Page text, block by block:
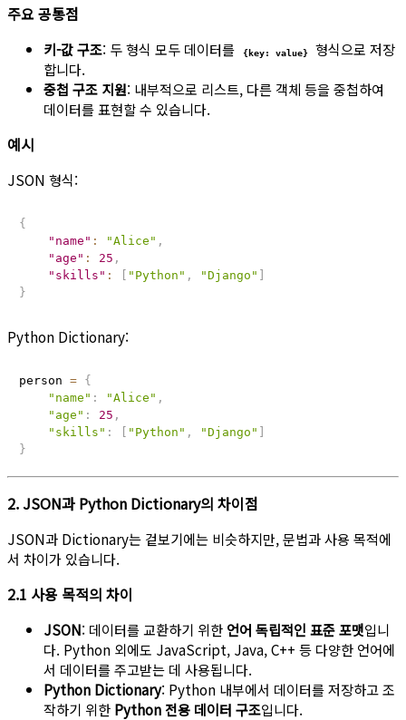
주요 공통점
키-값 구조: 두 형식 모두 데이터를 {key: value}
형식으로 저장
합니다.
중첩 구조 지원: 내부적으로 리스트, 다른 객체 등을 중첩하여
데이터를 표현할 수 있습니다.
예시
JSON 형식:
{
"name" : "Alice" ,
"age" : 25 ,
"skills" : [ "Python" , "Django" ]
}
Python Dictionary:
person =
{
"name" : "Alice" ,
"age" : 25 ,
"skills" : [ "Python" , "Django" ]
}
2. JSON과 Python Dictionary의 차이점
JSON과 Dictionary는 겉보기에는 비슷하지만, 문법과 사용 목적에
서 차이가 있습니다.
2.1 사용 목적의 차이
JSON: 데이터를 교환하기 위한 언어 독립적인 표준 포맷입니
다. Python 외에도 JavaScript, Java, C++ 등 다양한 언어에
서 데이터를 주고받는 데 사용됩니다.
Python Dictionary: Python 내부에서 데이터를 저장하고 조
작하기 위한 Python 전용 데이터 구조입니다.